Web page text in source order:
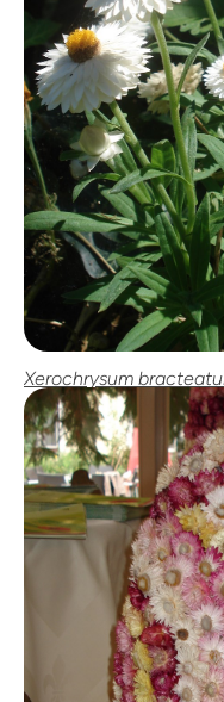
Xerochrysum